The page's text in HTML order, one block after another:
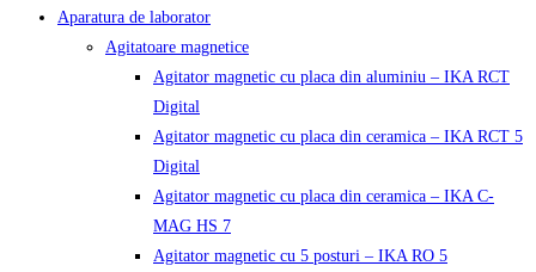
Aparatura de laborator
Agitatoare magnetice
Agitator magnetic cu placa din aluminiu – IKA RCT
Digital
Agitator magnetic cu placa din ceramica – IKA RCT 5
Digital
Agitator magnetic cu placa din ceramica – IKA C-
MAG HS 7
Agitator magnetic cu 5 posturi – IKA RO 5